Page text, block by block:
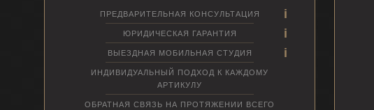
ПРЕДВАРИТЕЛЬНАЯ КОНСУЛЬТАЦИЯ
ЮРИДИЧЕСКАЯ ГАРАНТИЯ
ВЫЕЗДНАЯ МОБИЛЬНАЯ СТУДИЯ
ИНДИВИДУАЛЬНЫЙ ПОДХОД К КАЖДОМУ
АРТИКУЛУ
ОБРАТНАЯ СВЯЗЬ НА ПРОТЯЖЕНИИ ВСЕГО